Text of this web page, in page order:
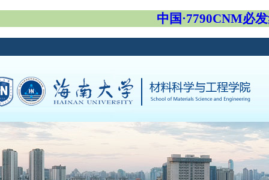
中国·7790CNM必